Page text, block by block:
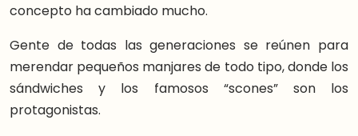
concepto ha cambiado mucho.
Gente de todas las generaciones se reúnen para
merendar pequeños manjares de todo tipo, donde los
sándwiches y los famosos “scones” son los
protagonistas.